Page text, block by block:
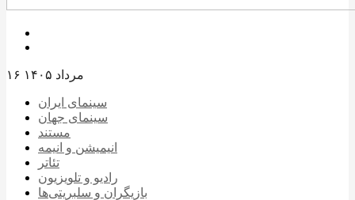
۱۶ مرداد ۱۴۰۵
سینمای ایران
سینمای جهان
مستند
انیمیشن و انیمه
تئاتر
رادیو و تلویزیون
بازیگران و سلبریتی‌ها